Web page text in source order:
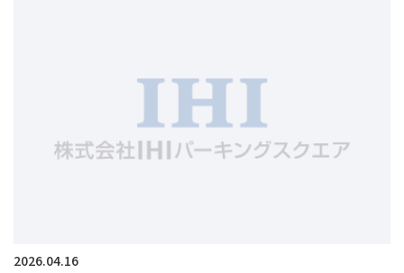
2026.04.16